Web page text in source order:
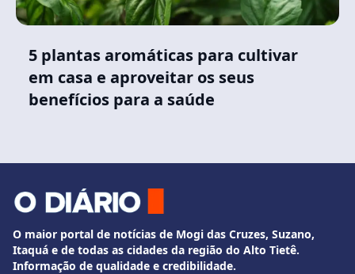
5 plantas aromáticas para cultivar
em casa e aproveitar os seus
benefícios para a saúde
O maior portal de notícias de Mogi das Cruzes, Suzano,
Itaquá e de todas as cidades da região do Alto Tietê.
Informação de qualidade e credibilidade.